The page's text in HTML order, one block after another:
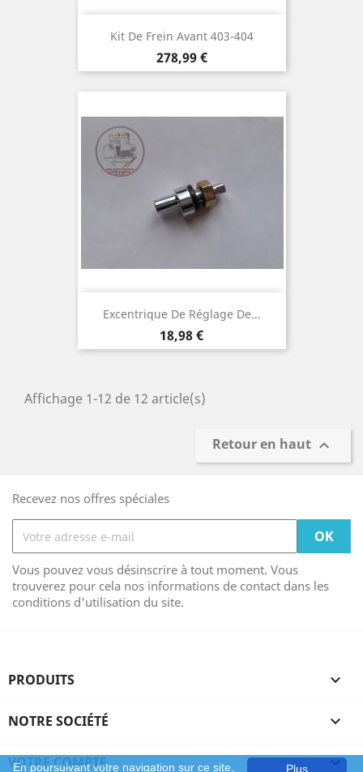
Kit De Frein Avant 403-404
Prix
278,99 €
Excentrique De Réglage De...
Prix
18,98 €
Affichage 1-12 de 12 article(s)
Retour en haut 
Recevez nos offres spéciales
Vous pouvez vous désinscrire à tout moment. Vous
trouverez pour cela nos informations de contact dans les
conditions d'utilisation du site.
PRODUITS 
NOTRE SOCIÉTÉ 
VOTRE COMPTE 
En poursuivant votre navigation sur ce site, Plus